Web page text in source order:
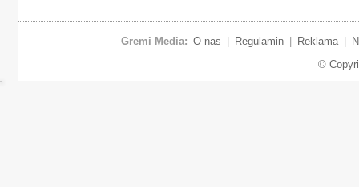
Gremi Media: O nas Regulamin Reklama
©